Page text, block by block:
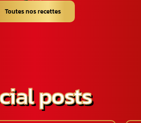
Toutes nos recettes
posts